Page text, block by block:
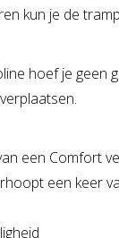
kun je de
hoef je geen
een Comfort
een keer